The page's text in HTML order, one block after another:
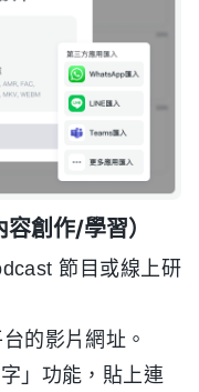
創作/學習）
節目或線上研
的影片網址。
」功能，貼上連